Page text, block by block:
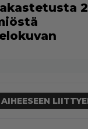
AIHEESEEN